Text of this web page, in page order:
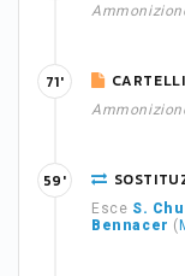
71'
Esce S.
Bennacer (
59'